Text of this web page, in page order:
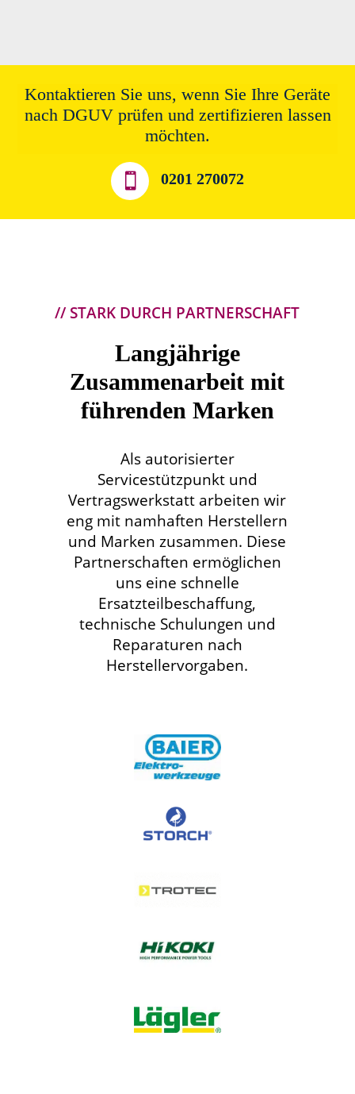
Kontaktieren Sie uns, wenn Sie Ihre Geräte
nach DGUV prüfen und zertifizieren lassen
möchten.
 0201 270072
// STARK DURCH PARTNERSCHAFT
Langjährige
Zusammenarbeit mit
führenden Marken
Als autorisierter
Servicestützpunkt und
Vertragswerkstatt arbeiten wir
eng mit namhaften Herstellern
und Marken zusammen. Diese
Partnerschaften ermöglichen
uns eine schnelle
Ersatzteilbeschaffung,
technische Schulungen und
Reparaturen nach
Herstellervorgaben.